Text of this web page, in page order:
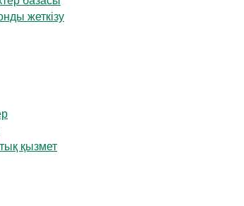
жеткізу
қызмет